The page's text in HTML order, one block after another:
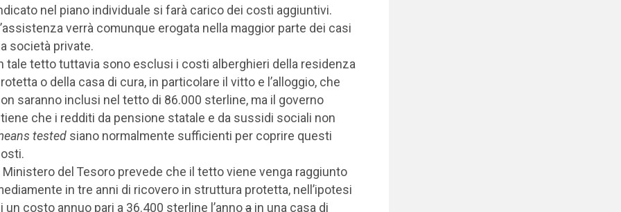
nel piano individuale si farà carico dei costi aggiuntivi.
verrà comunque erogata nella maggior parte dei casi
società private.
tale tetto tuttavia sono esclusi i costi alberghieri della residenza
o della casa di cura, in particolare il vitto e l’alloggio, che
saranno inclusi nel tetto di 86.000 sterline, ma il governo
che i redditi da pensione statale e da sussidi sociali non
testedsiano normalmente sufficienti per coprire questi
Ministero del Tesoro prevede che il tetto viene venga raggiunto
in tre anni di ricovero in struttura protetta, nell’ipotesi
un costo annuo pari a 36.400 sterline l’anno ain una casa di